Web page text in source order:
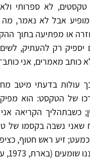
לא ספרותי ולא
אבל לא נאמר,
או מפתיעה בתוך
יספיק רק להעתיק,
כותב מאמרים, אני
בדעתי מיטב
של הטקסט: הוא
כשבתהליך הקריאה
נשבה בקסמו של
זיע ראש חטוף,
1973, עמ׳ 42).